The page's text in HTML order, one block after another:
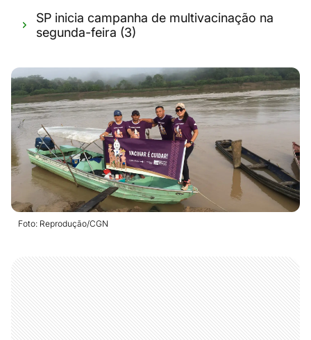
SP inicia campanha de multivacinação na
segunda-feira (3)
Foto: Reprodução/CGN